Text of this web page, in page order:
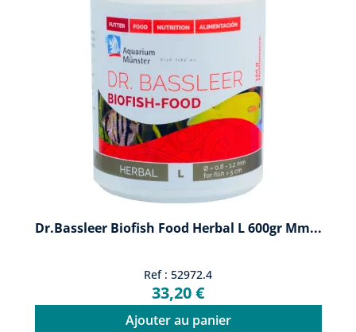
Dr.Bassleer Biofish Food Herbal L 600gr Mm...
Ref : 52972.4
33,20 €
Ajouter au panier